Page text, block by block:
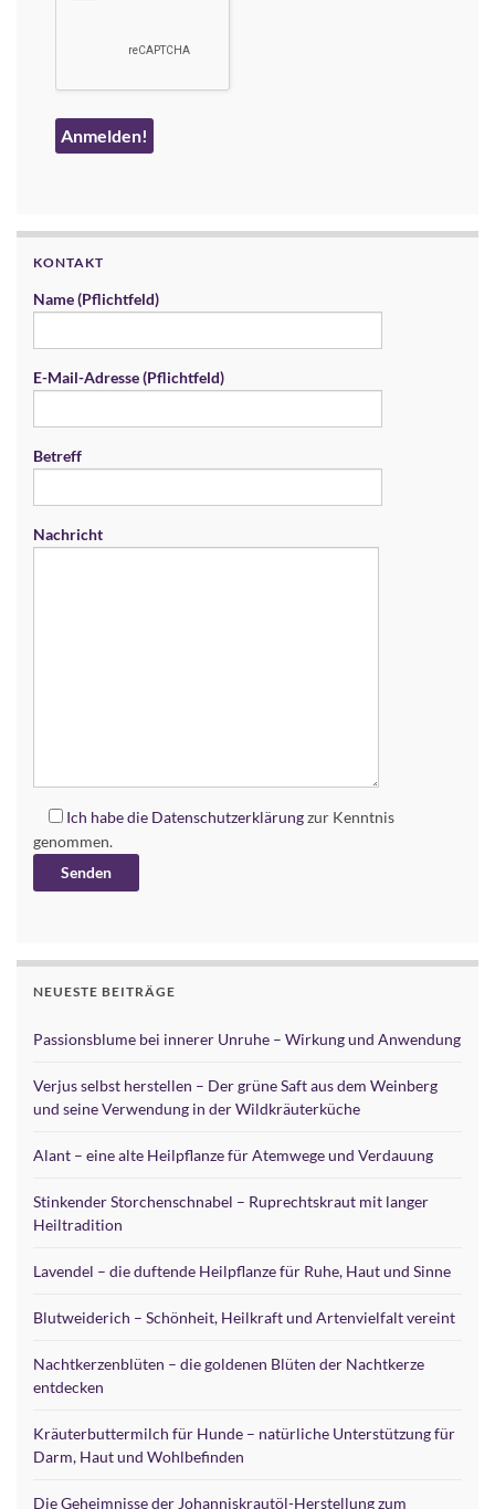
KONTAKT
Name (Pflichtfeld)
E-Mail-Adresse (Pflichtfeld)
Betreff
Nachricht
Ich habe die Datenschutzerklärungzur Kenntnis
genommen.
NEUESTE BEITRÄGE
Passionsblume bei innerer Unruhe – Wirkung und Anwendung
Verjus selbst herstellen – Der grüne Saft aus dem Weinberg
und seine Verwendung in der Wildkräuterküche
Alant – eine alte Heilpflanze für Atemwege und Verdauung
Stinkender Storchenschnabel – Ruprechtskraut mit langer
Heiltradition
Lavendel – die duftende Heilpflanze für Ruhe, Haut und Sinne
Blutweiderich – Schönheit, Heilkraft und Artenvielfalt vereint
Nachtkerzenblüten – die goldenen Blüten der Nachtkerze
entdecken
Kräuterbuttermilch für Hunde – natürliche Unterstützung für
Darm, Haut und Wohlbefinden
Die Geheimnisse der Johanniskrautöl-Herstellung zum